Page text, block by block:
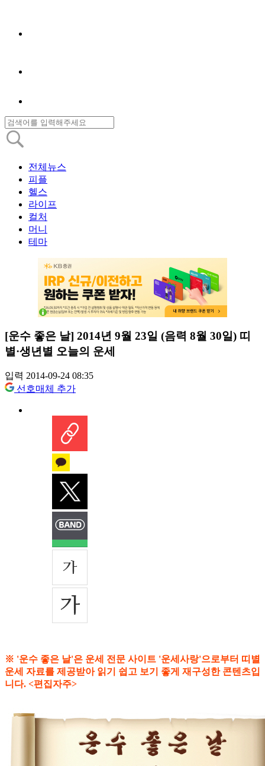
전체뉴스
피플
헬스
라이프
컬처
머니
테마
[운수 좋은 날] 2014년 9월 23일 (음력 8월 30일) 띠
별·생년별 오늘의 운세
입력 2014-09-24 08:35
선호매체 추가
※ '운수 좋은 날'은 운세 전문 사이트 '운세사랑'으로부터 띠별
운세 자료를 제공받아 읽기 쉽고 보기 좋게 재구성한 콘텐츠입
니다. <편집자주>